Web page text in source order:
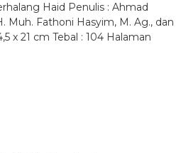
Haid Penulis : Ahmad
Muh. Fathoni Hasyim, M. Ag., dan
x 21 cm Tebal : 104 Halaman